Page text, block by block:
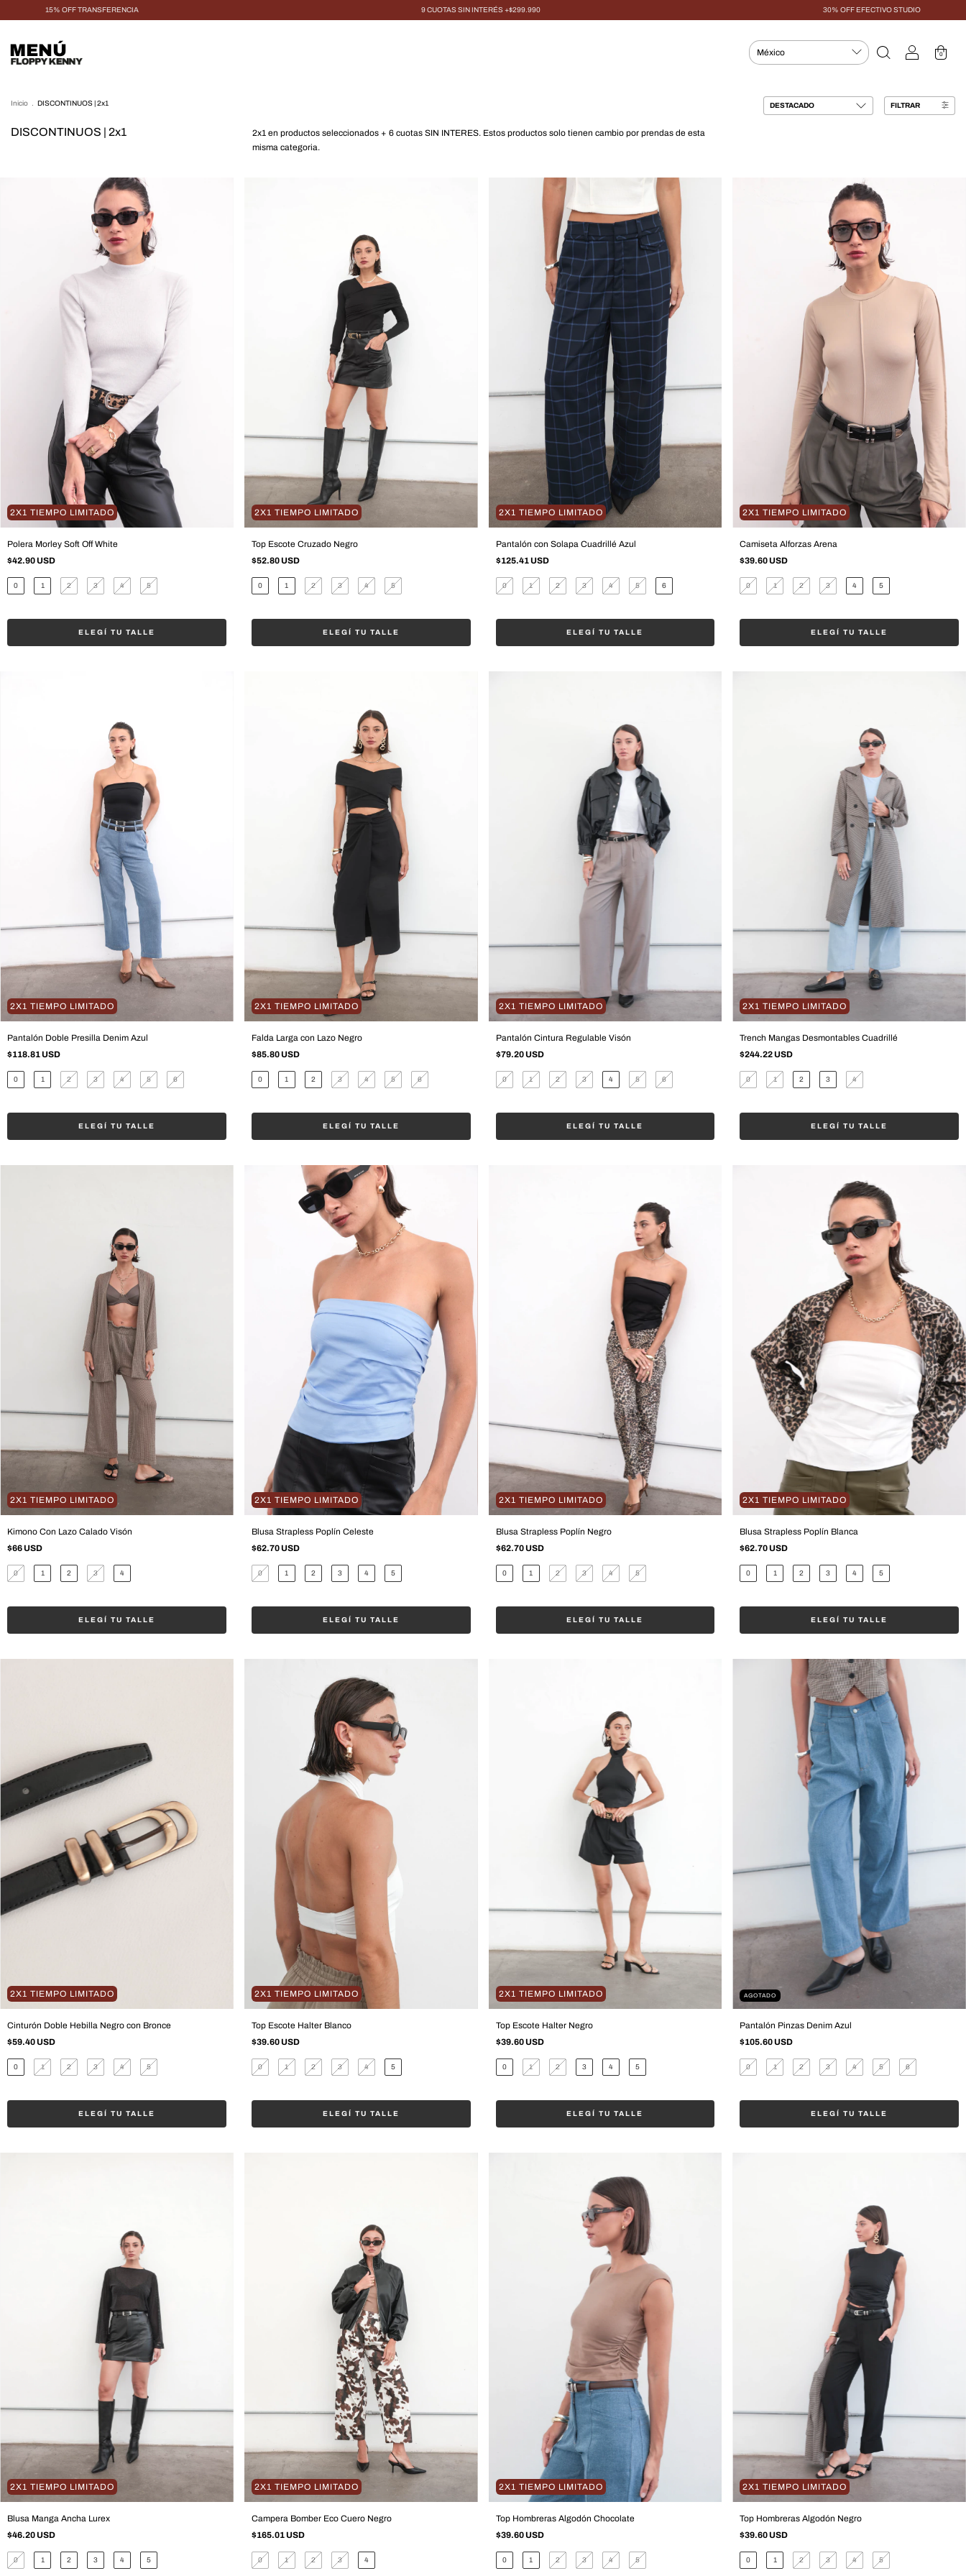
15% OFF TRANSFERENCIA 9 CUOTAS SIN INTERÉS +$299.990 30% OFF EFECTIVO STUDIO
MENÚ 0
Inicio DISCONTINUOS | 2x1 FILTRAR
DISCONTINUOS | 2x1
2x1 en productos seleccionados + 6 cuotas SIN INTERES. Estos productos solo tienen cambio por prendas de esta
misma categoria.
2X1 TIEMPO LIMITADO
Polera Morley Soft Off White
$42.90 USD
0 1 2 3 4 5
ELEGÍ TU TALLE
2X1 TIEMPO LIMITADO
Top Escote Cruzado Negro
$52.80 USD
0 1 2 3 4 5
ELEGÍ TU TALLE
2X1 TIEMPO LIMITADO
Pantalón con Solapa Cuadrillé Azul
$125.41 USD
0 1 2 3 4 5 6
ELEGÍ TU TALLE
2X1 TIEMPO LIMITADO
Camiseta Alforzas Arena
$39.60 USD
0 1 2 3 4 5
ELEGÍ TU TALLE
2X1 TIEMPO LIMITADO
Pantalón Doble Presilla Denim Azul
$118.81 USD
0 1 2 3 4 5 6
ELEGÍ TU TALLE
2X1 TIEMPO LIMITADO
Falda Larga con Lazo Negro
$85.80 USD
0 1 2 3 4 5 6
ELEGÍ TU TALLE
2X1 TIEMPO LIMITADO
Pantalón Cintura Regulable Visón
$79.20 USD
0 1 2 3 4 5 6
ELEGÍ TU TALLE
2X1 TIEMPO LIMITADO
Trench Mangas Desmontables Cuadrillé
$244.22 USD
0 1 2 3 4
ELEGÍ TU TALLE
2X1 TIEMPO LIMITADO
Kimono Con Lazo Calado Visón
$66 USD
0 1 2 3 4
ELEGÍ TU TALLE
2X1 TIEMPO LIMITADO
Blusa Strapless Poplín Celeste
$62.70 USD
0 1 2 3 4 5
ELEGÍ TU TALLE
2X1 TIEMPO LIMITADO
Blusa Strapless Poplín Negro
$62.70 USD
0 1 2 3 4 5
ELEGÍ TU TALLE
2X1 TIEMPO LIMITADO
Blusa Strapless Poplín Blanca
$62.70 USD
0 1 2 3 4 5
ELEGÍ TU TALLE
2X1 TIEMPO LIMITADO
Cinturón Doble Hebilla Negro con Bronce
$59.40 USD
0 1 2 3 4 5
ELEGÍ TU TALLE
2X1 TIEMPO LIMITADO
Top Escote Halter Blanco
$39.60 USD
0 1 2 3 4 5
ELEGÍ TU TALLE
2X1 TIEMPO LIMITADO
Top Escote Halter Negro
$39.60 USD
0 1 2 3 4 5
ELEGÍ TU TALLE
AGOTADO
Pantalón Pinzas Denim Azul
$105.60 USD
0 1 2 3 4 5 6
ELEGÍ TU TALLE
2X1 TIEMPO LIMITADO
Blusa Manga Ancha Lurex
$46.20 USD
0 1 2 3 4 5
2X1 TIEMPO LIMITADO
Campera Bomber Eco Cuero Negro
$165.01 USD
0 1 2 3 4
2X1 TIEMPO LIMITADO
Top Hombreras Algodón Chocolate
$39.60 USD
0 1 2 3 4 5
2X1 TIEMPO LIMITADO
Top Hombreras Algodón Negro
$39.60 USD
0 1 2 3 4 5